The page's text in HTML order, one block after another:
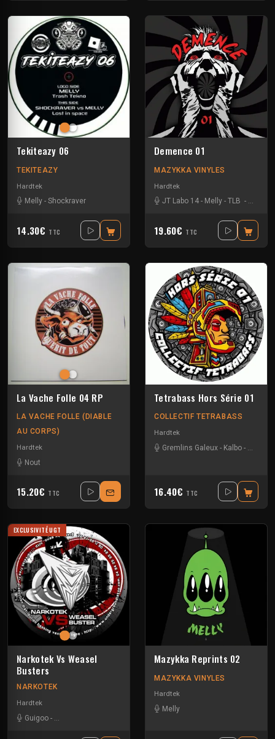
Tekiteazy 06
TEKITEAZY
Hardtek
Melly - Shockraver
14.30€ TTC
Demence 01
MAZYKKA VINYLES
Hardtek
JT Labo 14 - Melly - TLB - Zone
19.60€ TTC
La Vache Folle 04 RP
LA VACHE FOLLE (DIABLE
AU CORPS)
Hardtek
Nout
15.20€ TTC
Tetrabass Hors Série 01
COLLECTIF TETRABASS
Hardtek
Gremlins Galeux - Kalbo - La
16.40€ TTC
EXCLUSIVITÉ UGT
Narkotek Vs Weasel
Busters
NARKOTEK
Hardtek
Guigoo -
Mazykka Reprints 02
MAZYKKA VINYLES
Hardtek
Melly